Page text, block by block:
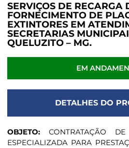
SERVIÇOS DE RECARGA
FORNECIMENTO DE
EXTINTORES EM
SECRETARIAS
QUELUZITO – MG.
EM
DETALHES DO
OBJETO: CONTRATAÇÃO
ESPECIALIZADA PARA